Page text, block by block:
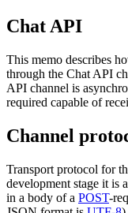
Chat API
This memo describes
through the Chat API
API channel is
required capable of
Channel
Transport protocol for
development stage it is
in a body of a POST-